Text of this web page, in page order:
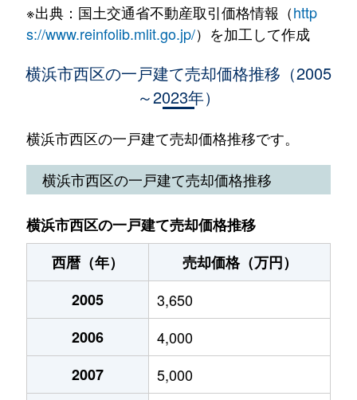
久保町
4,000万円 西横浜
徒歩6分
4,700万円 黄金町
境之谷
5,400万円 西横浜
境之谷
3,700万円 西横浜
浅間台
4,100万円 横浜
徒歩21分
浅間町
5,300万円 西横浜
徒歩10分
戸部町
※出典：国土交通省不動産取引価格情報（http
s://www.reinfolib.mlit.go.jp/）を加工して作成
横浜市西区の一戸建て売却価格推移（2005
～2023年）
横浜市西区の一戸建て売却価格推移です。
横浜市西区の一戸建て売却価格推移
横浜市西区の一戸建て売却価格推移
西暦（年）
売却価格（万円）
2005
3,650
2006
4,000
2007
5,000